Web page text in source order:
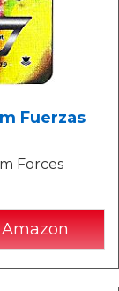
Fuerzas
Forces